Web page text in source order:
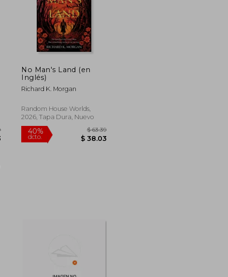
No Man's Land (en
Inglés)
Richard K. Morgan
Random House Worlds,
2026, Tapa Dura, Nuevo